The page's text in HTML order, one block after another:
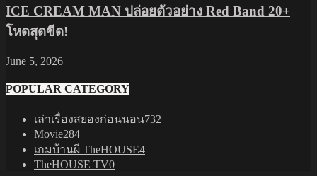
ICE CREAM MAN ปล่อยตัวอย่าง Red Band 20+
โหดสุดขีด!
June 5, 2026
POPULAR CATEGORY
เล่าเรื่องสยองก่อนนอน732
Movie284
เกมบ้านผี TheHOUSE4
TheHOUSE TV0